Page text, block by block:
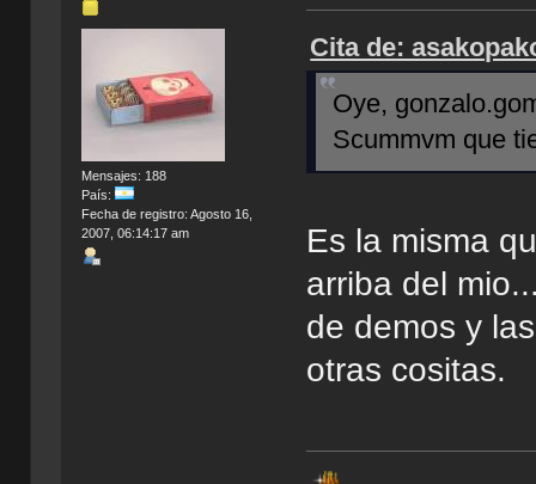
Mensajes: 188
País:
Fecha de registro: Agosto 16,
2007, 06:14:17 am
Cita de:
Oye,
Scummvm que
Es la misma
arriba del
de demos y
otras cositas.